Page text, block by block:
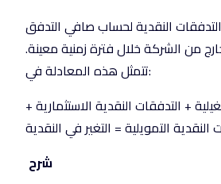
النقدية لحساب صافي التدفق
من الشركة خلال فترة زمنية معينة.
تتمثل هذه المعادلة في:
+ التدفقات النقدية الاستثمارية +
النقدية التمويلية = التغير في النقدية
شرح